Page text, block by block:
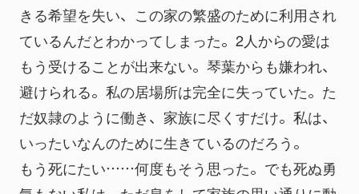
きる希望を失い、この家の繁盛のために利用され
ているんだとわかってしまった。2人からの愛は
もう受けることが出来ない。琴葉からも嫌われ、
避けられる。私の居場所は完全に失っていた。た
だ奴隷のように働き、家族に尽くすだけ。私は、
いったいなんのために生きているのだろう。
もう死にたい……何度もそう思った。でも死ぬ勇